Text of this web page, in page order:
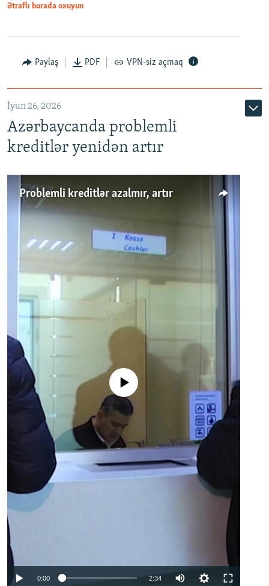
Auto 240p 360p 480p
720p 1080p
Ətraflı burada oxuyun
Paylaş PDF VPN-siz açmaq
İyun 26, 2026
Azərbaycanda problemli
kreditlər yenidən artır
Problemli kreditlər azalmır, artır
No media source currently available
0:00 2:34